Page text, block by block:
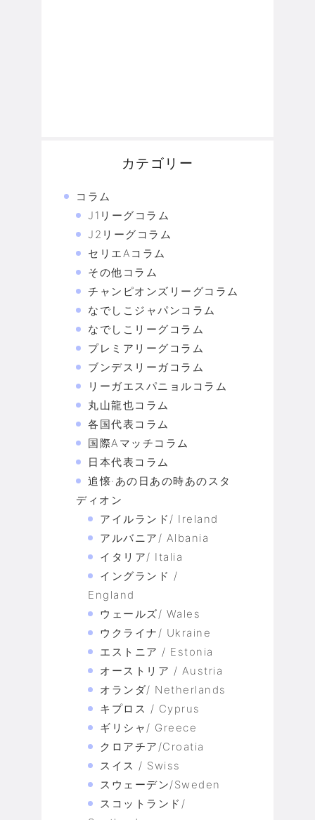
カテゴリー
コラム
J1リーグコラム
J2リーグコラム
セリエAコラム
その他コラム
チャンピオンズリーグコラム
なでしこジャパンコラム
なでしこリーグコラム
プレミアリーグコラム
ブンデスリーガコラム
リーガエスパニョルコラム
丸山龍也コラム
各国代表コラム
国際Aマッチコラム
日本代表コラム
追懐·あの日あの時あのスタ
ディオン
アイルランド/ Ireland
アルバニア/ Albania
イタリア/ Italia
イングランド /
England
ウェールズ/ Wales
ウクライナ/ Ukraine
エストニア / Estonia
オーストリア / Austria
オランダ/ Netherlands
キプロス / Cyprus
ギリシャ/ Greece
クロアチア/Croatia
スイス / Swiss
スウェーデン/Sweden
スコットランド/